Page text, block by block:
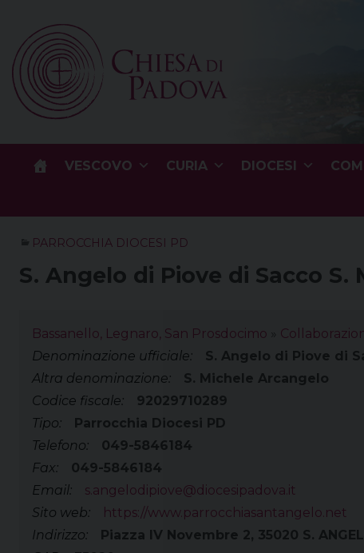
content
VESCOVO CURIA DIOCESI
PARROCCHIA DIOCESI PD
S. Angelo di Piove di Sacco
Bassanello, Legnaro, San Prosdocimo
Denominazione ufficiale:
S. Angelo di Piove di
Altra denominazione:
S. Michele Arcangelo
Codice fiscale:
92029710289
Tipo:
Parrocchia Diocesi PD
Telefono:
049-5846184
Fax:
049-5846184
Email:
s.angelodipiove@diocesipadova.it
Sito web:
https://www.parrocchiasantangelo.net
Indirizzo:
Piazza IV Novembre 2, 35020 S.